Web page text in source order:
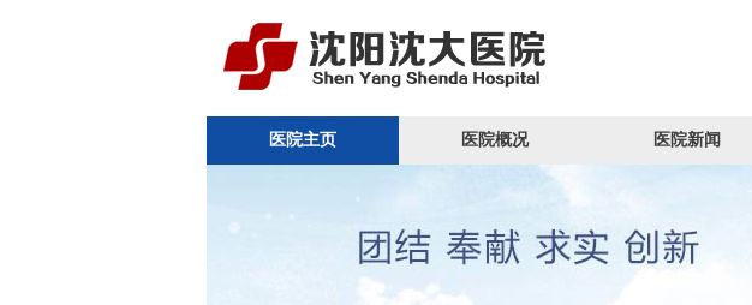
医院主页 医院概况 医院新闻